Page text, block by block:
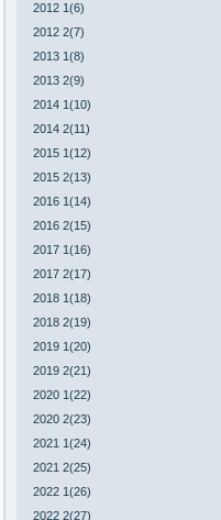
2012 1(6)
2012 2(7)
2013 1(8)
2013 2(9)
2014 1(10)
2014 2(11)
2015 1(12)
2015 2(13)
2016 1(14)
2016 2(15)
2017 1(16)
2017 2(17)
2018 1(18)
2018 2(19)
2019 1(20)
2019 2(21)
2020 1(22)
2020 2(23)
2021 1(24)
2021 2(25)
2022 1(26)
2022 2(27)